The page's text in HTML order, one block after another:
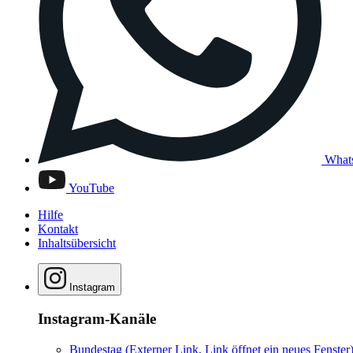
YouTube
Hilfe
Kontakt
Inhaltsübersicht
Instagram
Instagram-Kanäle
Bundestag (Externer Link, Link öffnet ein neues Fenster)